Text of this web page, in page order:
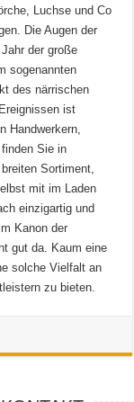
Luchse und Co
Die Augen der
der große
sogenannten
des närrischen
ist
Handwerkern,
Sie in
Sortiment,
mit im Laden
einzigartig und
Kanon der
gut da. Kaum eine
solche Vielfalt an
zu bieten.